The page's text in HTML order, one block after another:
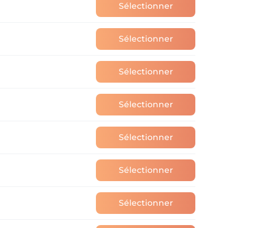
Sélectionner
Sélectionner
Sélectionner
Sélectionner
Sélectionner
Sélectionner
Sélectionner